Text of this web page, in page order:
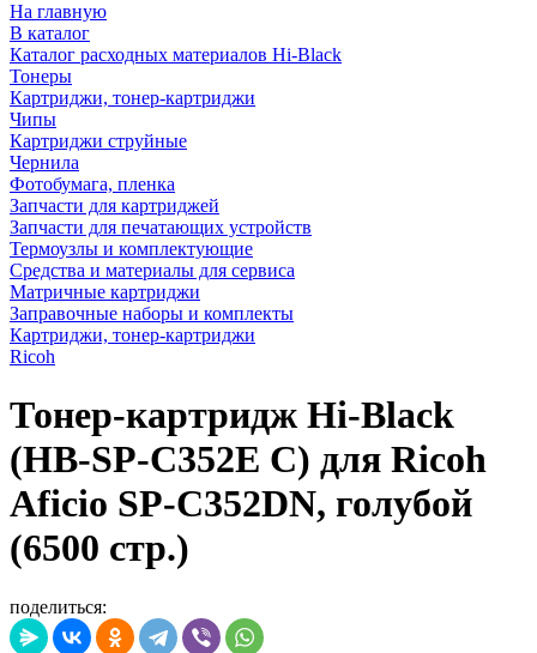
На главную
В каталог
Каталог расходных материалов Hi-Black
Тонеры
Картриджи, тонер-картриджи
Чипы
Картриджи струйные
Чернила
Фотобумага, пленка
Запчасти для картриджей
Запчасти для печатающих устройств
Термоузлы и комплектующие
Средства и материалы для сервиса
Матричные картриджи
Заправочные наборы и комплекты
Картриджи, тонер-картриджи
Ricoh
Тонер-картридж Hi-Black
(HB-SP-C352E C) для Ricoh
Aficio SP-C352DN, голубой
(6500 стр.)
поделиться: